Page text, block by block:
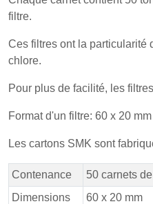
filtre.
Ces filtres ont la particularité
chlore.
Pour plus de facilité, les
Format d'un filtre: 60 x 20 mm
Les cartons SMK sont
Contenance
50 carnets
Dimensions
60 x 20 mm